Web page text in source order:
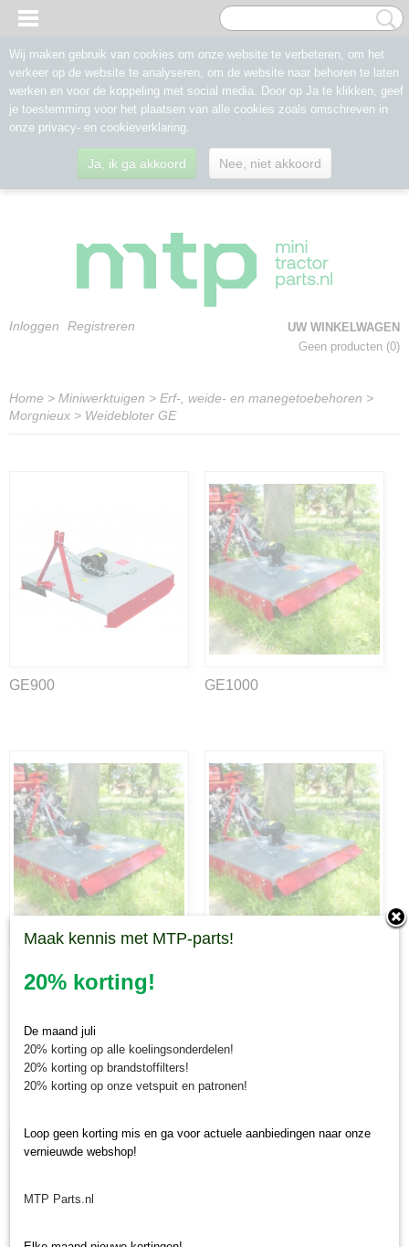
Inloggen Registreren
UW WINKELWAGEN
Geen producten (0)
Home > Miniwerktuigen > Erf-, weide- en manegetoebehoren >
Morgnieux > Weidebloter GE
GE900 GE1000
Laatst toegevoegd
Wij maken gebruik van cookies om onze website te verbeteren, om het
verkeer op de website te analyseren, om de website naar behoren te laten
werken en voor de koppeling met social media. Door op Ja te klikken, geef
je toestemming voor het plaatsen van alle cookies zoals omschreven in
onze privacy- en cookieverklaring.
Ja, ik ga akkoord Nee, niet akkoord
Maak kennis met MTP-parts!
20% korting!
De maand juli
20% korting op alle koelingsonderdelen!
20% korting op brandstoffilters!
20% korting op onze vetspuit en patronen!
Loop geen korting mis en ga voor actuele aanbiedingen naar onze
vernieuwde webshop!
MTP Parts.nl